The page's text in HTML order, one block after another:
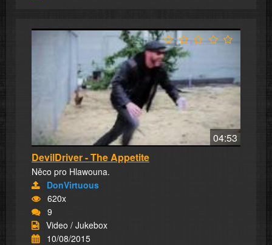
04:53
DevilDriver - The Appetite
Něco pro Hlawouna.
DonVirtuous
620x
9
Video / Jukebox
10/08/2015